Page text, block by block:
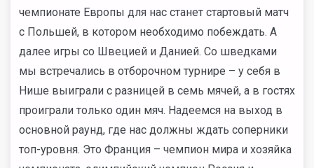
чемпионате Европы для нас станет стартовый матч
с Польшей, в котором необходимо побеждать. А
далее игры со Швецией и Данией. Со шведками
мы встречались в отборочном турнире – у себя в
Нише выиграли с разницей в семь мячей, а в гостях
проиграли только один мяч. Надеемся на выход в
основной раунд, где нас должны ждать соперники
топ-уровня. Это Франция – чемпион мира и хозяйка